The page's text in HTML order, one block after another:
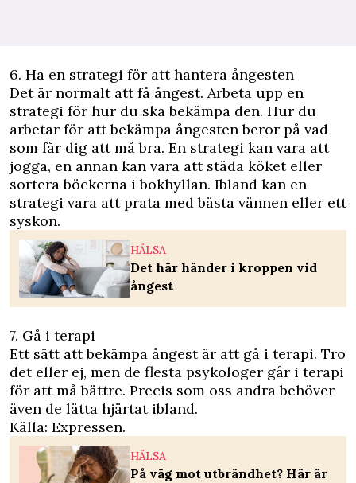
6. Ha en strategi för att hantera ångesten
Det är normalt att få ångest. Arbeta upp en
strategi för hur du ska bekämpa den. Hur du
arbetar för att bekämpa ångesten beror på vad
som får dig att må bra. En strategi kan vara att
jogga, en annan kan vara att städa köket eller
sortera böckerna i bokhyllan. Ibland kan en
strategi vara att prata med bästa vännen eller ett
syskon.
HÄLSA
Det här händer i kroppen vid
ångest
7. Gå i terapi
Ett sätt att bekämpa ångest är att gå i terapi. Tro
det eller ej, men de flesta psykologer går i terapi
för att må bättre. Precis som oss andra behöver
även de lätta hjärtat ibland.
Källa: Expressen.
HÄLSA
På väg mot utbrändhet? Här är